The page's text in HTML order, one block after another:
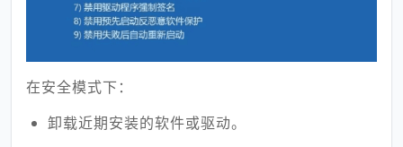
在安全模式下：
卸载近期安装的软件或驱动。